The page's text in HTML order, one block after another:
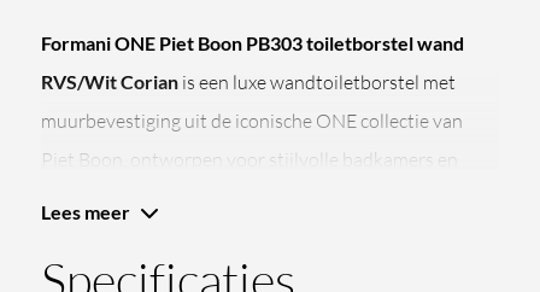
Formani ONE Piet Boon PB303 toiletborstel wand
RVS/Wit Corian is een luxe wandtoiletborstel met
muurbevestiging uit de iconische ONE collectie van
Piet Boon, ontworpen voor stijlvolle badkamers en
Lees meer
Specificaties